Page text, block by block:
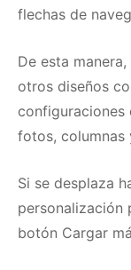
flechas de
De esta
otros diseños
configuraciones
fotos, columnas
Si se desplaza
personalización
botón Cargar